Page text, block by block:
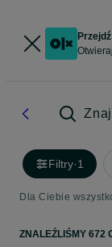
Filtry·1
Dla Ciebie
ZNALEŹLIŚMY 672